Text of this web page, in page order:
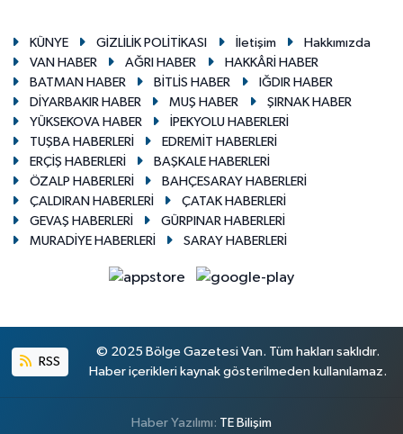
KÜNYE GİZLİLİK POLİTİKASI İletişim
Hakkımızda
VAN HABER
AĞRI HABER
HAKKÂRİ HABER
BATMAN HABER
BİTLİS HABER
IĞDIR HABER
DİYARBAKIR HABER
MUŞ HABER
ŞIRNAK HABER
YÜKSEKOVA HABER
İPEKYOLU HABERLERİ
TUŞBA HABERLERİ
EDREMİT HABERLERİ
ERÇİŞ HABERLERİ
BAŞKALE HABERLERİ
ÖZALP HABERLERİ
BAHÇESARAY HABERLERİ
ÇALDIRAN HABERLERİ
ÇATAK HABERLERİ
GEVAŞ HABERLERİ
GÜRPINAR HABERLERİ
MURADİYE HABERLERİ
SARAY HABERLERİ
RSS
© 2025 Bölge Gazetesi Van. Tüm hakları saklıdır.
Haber içerikleri kaynak gösterilmeden kullanılamaz.
Haber Yazılımı: TE Bilişim